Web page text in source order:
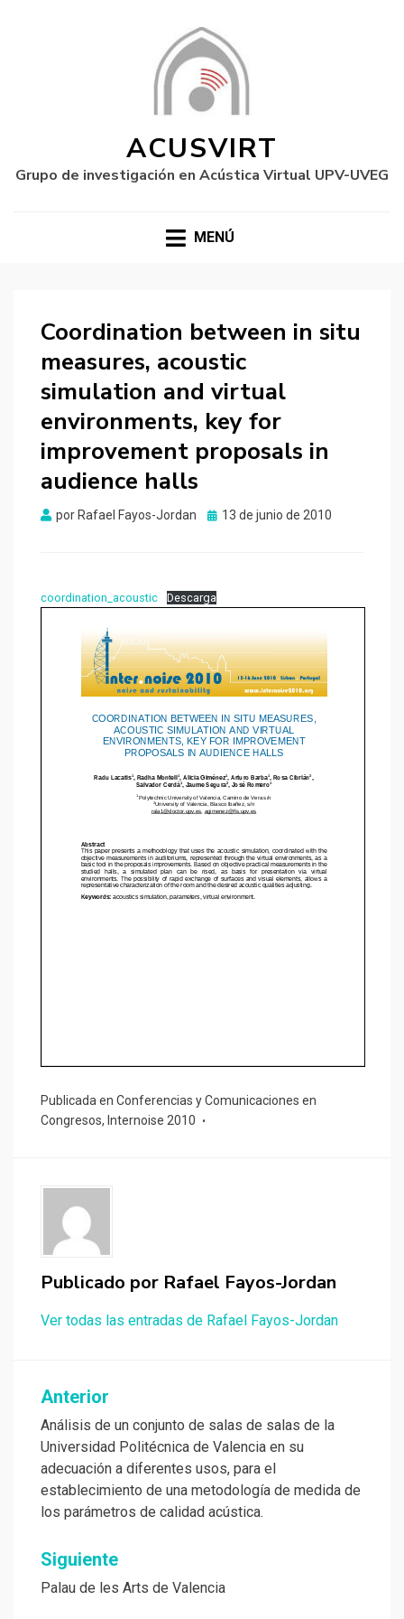
ACUSVIRT
Grupo de investigación en Acústica Virtual UPV-UVEG
MENÚ
Coordination between in situ
measures, acoustic
simulation and virtual
environments, key for
improvement proposals in
audience halls
por Rafael Fayos-Jordan
Publicado
13 de junio de 2010
coordination_acoustic Descarga
Publicada en Conferencias y Comunicaciones en
Congresos, Internoise 2010
Publicado por Rafael Fayos-Jordan
Ver todas las entradas de Rafael Fayos-Jordan
Navegación
de
entradas
Anterior
Análisis de un conjunto de salas de salas de la
Universidad Politécnica de Valencia en su
adecuación a diferentes usos, para el
establecimiento de una metodología de medida de
los parámetros de calidad acústica.
Siguiente
Palau de les Arts de Valencia